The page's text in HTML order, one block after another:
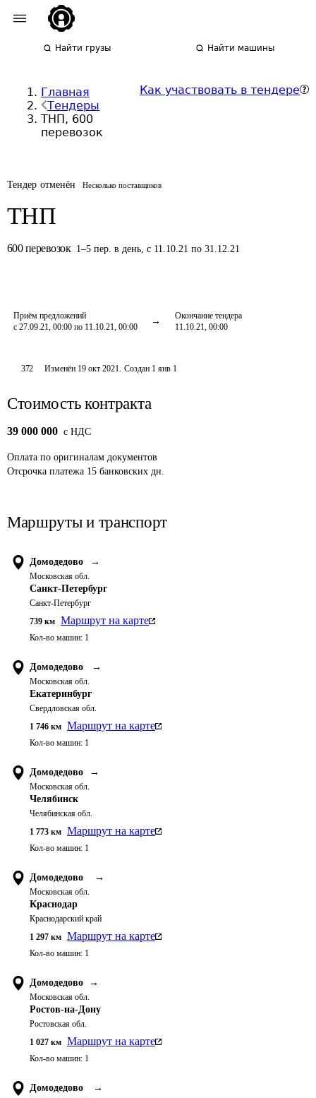
Найти грузы Найти машины
Главная
Тендеры
ТНП, 600
перевозок
Как участвовать в тендере
Тендер отменён Несколько поставщиков
ТНП
600 перевозок 1–5 пер. в день,с 11.10.21 по 31.12.21
Приём предложений
с 27.09.21, 00:00 по 11.10.21, 00:00
Окончание тендера
11.10.21, 00:00
372 Изменён 19 окт 2021. Создан 1 янв 1
Стоимость контракта
39 000 000 c НДС
Оплата по оригиналам документов
Отсрочка платежа 15 банковских дн.
Маршруты и транспорт
Домодедово →
Московская обл.
Санкт-Петербург
Санкт-Петербург
739 км Маршрут на карте
Кол-во машин: 1
Домодедово →
Московская обл.
Екатеринбург
Свердловская обл.
1 746 км Маршрут на карте
Кол-во машин: 1
Домодедово →
Московская обл.
Челябинск
Челябинская обл.
1 773 км Маршрут на карте
Кол-во машин: 1
Домодедово →
Московская обл.
Краснодар
Краснодарский край
1 297 км Маршрут на карте
Кол-во машин: 1
Домодедово →
Московская обл.
Ростов-на-Дону
Ростовская обл.
1 027 км Маршрут на карте
Кол-во машин: 1
Домодедово →